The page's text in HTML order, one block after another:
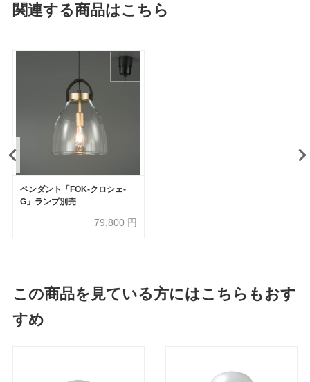
関連する商品はこちら
ペンダント「FOK-クロシェ-
G」ランプ別売
79,800 円
この商品を見ている方にはこちらもおす
すめ